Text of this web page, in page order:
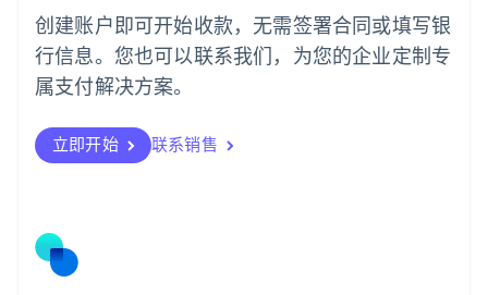
创建账户即可开始收款，无需签署合同或填写银
行信息。您也可以联系我们，为您的企业定制专
属支付解决方案。
立即开始 联系销售
葡萄牙
Português English
日本
日本語English
瑞典
瑞士
DeutschFrançais
English
斯洛文尼亚